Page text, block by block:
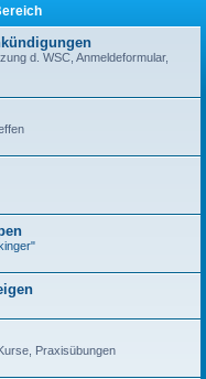
d. WSC, Anmeldeformular,
Praxisübungen